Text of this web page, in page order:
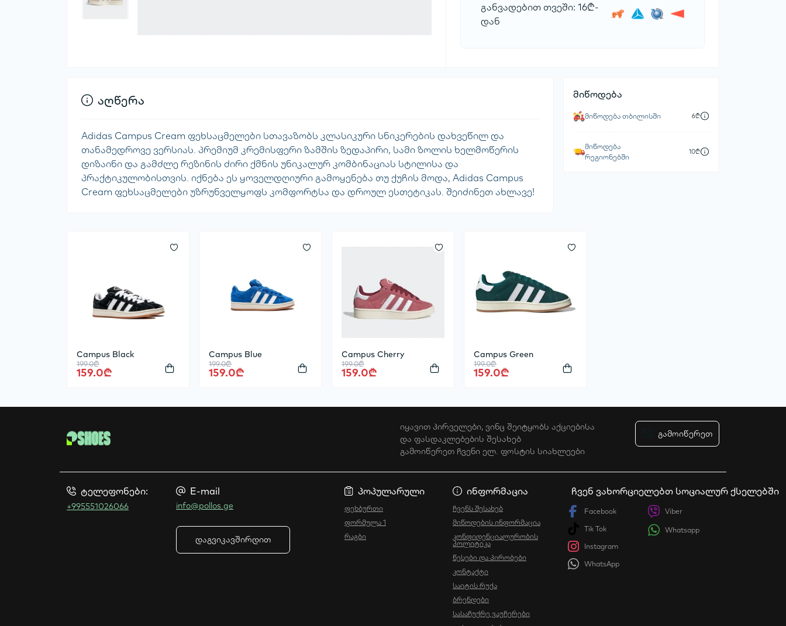
განვადებით თვეში: 16₾-
დან
მიწოდება
მიწოდება თბილისში 6₾
მიწოდება
რეგიონებში
10₾
აღწერა
Adidas Campus Cream ფეხსაცმელები სთავაზობს კლასიკური სნიკერების დახვეწილ და
თანამედროვე ვერსიას. პრემიუმ კრემისფერი ზამშის ზედაპირი, სამი ზოლის ხელმოწერის
დიზაინი და გამძლე რეზინის ძირი ქმნის უნიკალურ კომბინაციას სტილისა და
პრაქტიკულობისთვის. იქნება ეს ყოველდღიური გამოყენება თუ ქუჩის მოდა, Adidas Campus
Cream ფეხსაცმელები უზრუნველყოფს კომფორტსა და დროულ ესთეტიკას. შეიძინეთ ახლავე!
Campus Black
199.0₾
159.0₾
Campus Blue
199.0₾
159.0₾
Campus Cherry
199.0₾
159.0₾
Campus Green
199.0₾
159.0₾
იყავით პირველები, ვინც შეიტყობს აქციებისა
და ფასდაკლებების შესახებ
გამოიწერეთ ჩვენი ელ. ფოსტის სიახლეები
გამოიწერეთ
ტელეფონები:
+995551026066
E-mail
info@pollos.ge
დაგვიკავშირდით
პოპულარული
ფეხბურთი
ფორმულა 1
რაგბი
ინფორმაცია
ჩვენს შესახებ
მიწოდების ინფორმაცია
კონფიდენციალურობის
პოლიტიკა
წესები და პირობები
კონტაქტი
საიტის რუქა
ბრენდები
სასაჩუქრე ვაუჩერები
ჩვენ ვახორციელებთ სოციალურ ქსელებში
Facebook
Tik Tok
Instagram
WhatsApp
Viber
Whatsapp